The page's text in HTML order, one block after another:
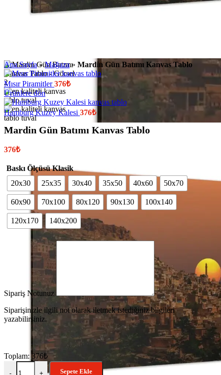
Ana Sayfa»Mağaza» Mardin Gün Batımı Kanvas Tablo
Mısır Piramitler376₺
Ürünlere dön
Hamburg Kuzey Kalesi 376₺
Mardin Gün Batımı Kanvas Tablo
376₺
Baskı Ölçüsü Klasik
20x30
25x35 30x40 35x50 40x60 50x70
60x90 70x100 80x120 90x130 100x140
120x170 140x200
Sipariş Notunuz
Siparişinizle ilgili not olarak iletmek istediğiniz bilgileri
yazabilirsiniz.
Toplam: 376₺
- + Sepete Ekle